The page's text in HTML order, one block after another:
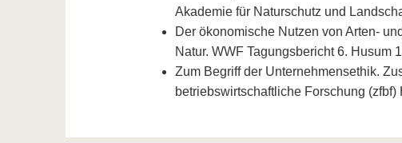
Akademie für Naturschutz und
Der ökonomische Nutzen von Arten-
Natur. WWF Tagungsbericht 6. Husum
Zum Begriff der Unternehmensethik.
betriebswirtschaftliche Forschung